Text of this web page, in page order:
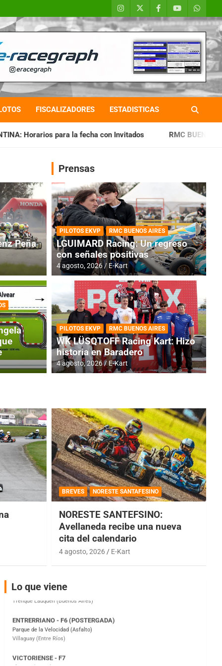
FISCALIZADORES ESTADISTICAS
fecha con Invitados RMC BUENOS AIRES: Cerró una
Horarios para la
Peña
Prensas
PILOTOS EKVP RMC BUENOS AIRES
LGUIMARD Racing: Un regreso
con señales positivas
4 agosto, 2026 E-Kart
PILOTOS EKVP RMC BUENOS AIRES
WK LÜSQTOFF Racing Kart: Hizo
historia en Baradero
4 agosto, 2026 E-Kart
BREVES NORESTE SANTAFESINO
NORESTE SANTEFSINO:
Avellaneda recibe una nueva
cita del calendario
4 agosto, 2026 E-Kart
Lo que viene
COBERTURA ESPECIAL DE E-KART.COM.AR
08/09-AGO
IAME SERIES ARGENTINA 6
Ramiro Tot (Asfalto)
Ciudad de Trenque Lauquen (Asfalto)
Parque de la Velocidad (Asfalto)
Victoria (Entre Ríos)